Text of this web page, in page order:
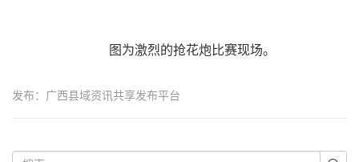
图为激烈的抢花炮比赛现场。
发布：广西县域资讯共享发布平台